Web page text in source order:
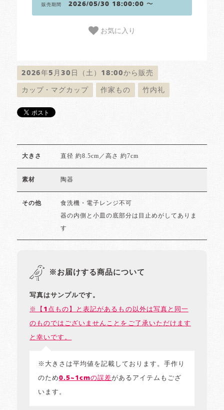
販売期間 2026/05/30 18:00:00 〜
お気に入り
2026年5月30日（土）18:00から販売
カップ・マグカップ 作家もの 竹内礼
大きさ 直径 約8.5cm／高さ 約7cm
素材 陶器
その他 食洗機・電子レンジ不可
器の内側と小皿の底部分は目止めがしてありま
す
※お届けする商品について
写真はサンプルです。
※【1点もの】と表記があるもの以外は写真と同一
のものではございませんことをご了承いただけます
と幸いです。
※大きさは平均値を記載しております。手作り
のため0.5~1cmの誤差があるアイテムもござ
います。